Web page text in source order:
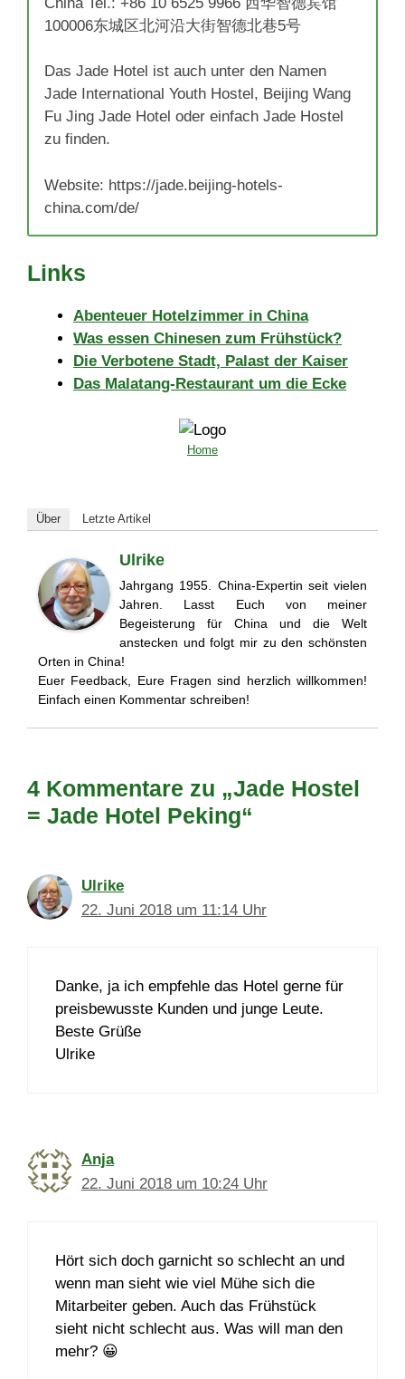
100006东城区北河沿大街智德北巷5号
Das Jade Hotel ist auch unter den Namen
Jade International Youth Hostel, Beijing Wang
Fu Jing Jade Hotel oder einfach Jade Hostel
zu finden.
Website: https://jade.beijing-hotels-
china.com/de/
Links
Abenteuer Hotelzimmer in China
Was essen Chinesen zum Frühstück?
Die Verbotene Stadt, Palast der Kaiser
Das Malatang-Restaurant um die Ecke
Home
Über Letzte Artikel
Ulrike
Jahrgang 1955. China-Expertin seit vielen
Jahren. Lasst Euch von meiner
Begeisterung für China und die Welt
anstecken und folgt mir zu den schönsten
Orten in China!
Euer Feedback, Eure Fragen sind herzlich willkommen!
Einfach einen Kommentar schreiben!
4 Kommentare zu „Jade Hostel
= Jade Hotel Peking“
Ulrike
22. Juni 2018 um 11:14 Uhr
Danke, ja ich empfehle das Hotel gerne für
preisbewusste Kunden und junge Leute.
Beste Grüße
Ulrike
Anja
22. Juni 2018 um 10:24 Uhr
Hört sich doch garnicht so schlecht an und
wenn man sieht wie viel Mühe sich die
Mitarbeiter geben. Auch das Frühstück
sieht nicht schlecht aus. Was will man den
mehr? 😀